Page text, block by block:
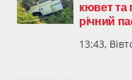
кювет та
річний
13:43,